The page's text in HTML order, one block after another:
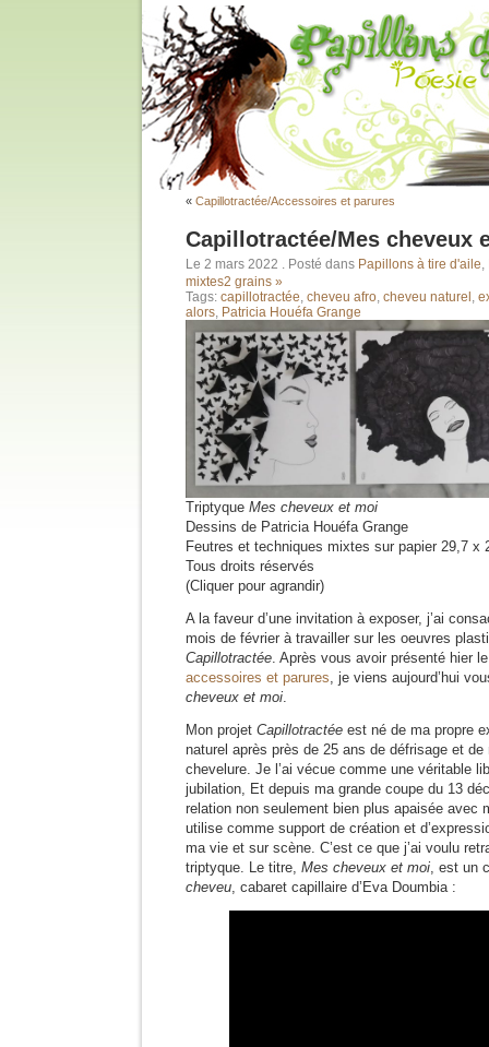
« Capillotractée/Accessoires et parures
Capillotractée/Mes cheveux
Le 2 mars 2022 . Posté dans Papillons à tire d'aile,
mixtes2 grains »
Tags: capillotractée, cheveu afro, cheveu naturel ,
alors, Patricia Houéfa Grange
Triptyque Mes cheveux et moi
Dessins de Patricia Houéfa Grange
Feutres et techniques mixtes sur papier 29,7 x
Tous droits réservés
(Cliquer pour agrandir)
A la faveur d’une invitation à exposer, j’ai
mois de février à travailler sur les oeuvres
Capillotractée. Après vous avoir présenté hier
accessoires et parures, je viens aujourd’hui
cheveux et moi.
Mon projet Capillotractée est né de ma propre
naturel après près de 25 ans de défrisage et
chevelure. Je l’ai vécue comme une véritable
jubilation, Et depuis ma grande coupe du 13
relation non seulement bien plus apaisée avec
utilise comme support de création et
ma vie et sur scène. C’est ce que j’ai voulu
triptyque. Le titre, Mes cheveux et moi, est un
cheveu, cabaret capillaire d’Eva Doumbia :